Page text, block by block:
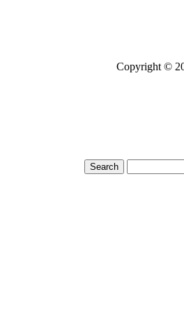
Copyright ©
Search